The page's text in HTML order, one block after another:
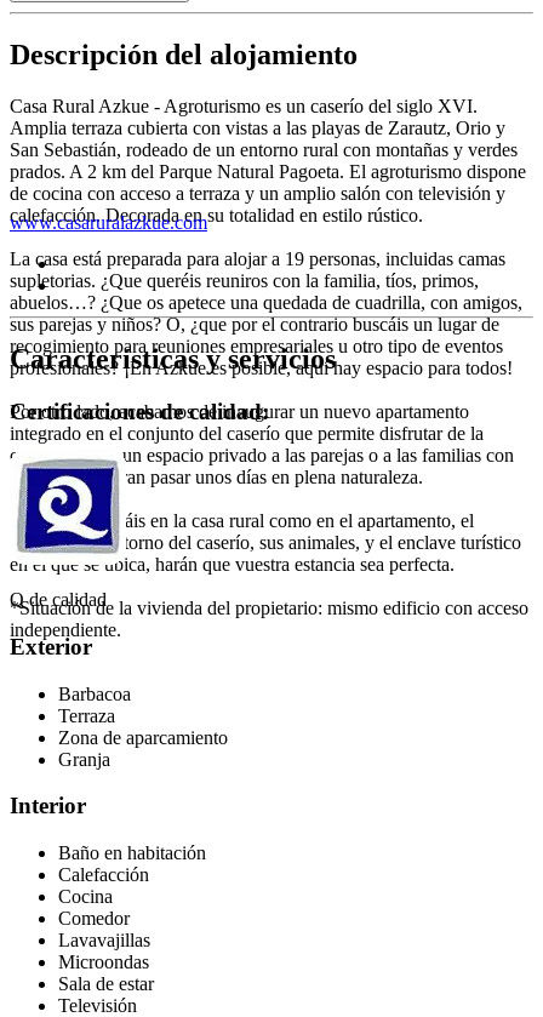
Descripción del alojamiento
Casa Rural Azkue - Agroturismo es un caserío del siglo XVI.
Amplia terraza cubierta con vistas a las playas de Zarautz, Orio y
San Sebastián, rodeado de un entorno rural con montañas y verdes
prados. A 2 km del Parque Natural Pagoeta. El agroturismo dispone
de cocina con acceso a terraza y un amplio salón con televisión y
calefacción. Decorada en su totalidad en estilo rústico.
La casa está preparada para alojar a 19 personas, incluidas camas
supletorias. ¿Que queréis reuniros con la familia, tíos, primos,
abuelos…? ¿Que os apetece una quedada de cuadrilla, con amigos,
sus parejas y niños? O, ¿que por el contrario buscáis un lugar de
recogimiento para reuniones empresariales u otro tipo de eventos
profesionales? ¡En Azkue es posible, aquí hay espacio para todos!
Por otro lado, acabamos de inaugurar un nuevo apartamento
integrado en el conjunto del caserío que permite disfrutar de la
comodidad de un espacio privado a las parejas o a las familias con
niños que quieran pasar unos días en plena naturaleza.
Tanto si os alojáis en la casa rural como en el apartamento, el
privilegiado entorno del caserío, sus animales, y el enclave turístico
en el que se ubica, harán que vuestra estancia sea perfecta.
*Situación de la vivienda del propietario: mismo edificio con acceso
independiente.
www.casaruralazkue.com
Características y servicios
Certificaciones de calidad:
Q de calidad
Exterior
Barbacoa
Terraza
Zona de aparcamiento
Granja
Interior
Baño en habitación
Calefacción
Cocina
Comedor
Lavavajillas
Microondas
Sala de estar
Televisión